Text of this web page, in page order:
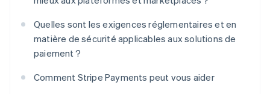
Quelles sont les exigences réglementaires et en
matière de sécurité applicables aux solutions de
paiement ?
Comment Stripe Payments peut vous aider